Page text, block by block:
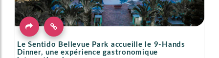
Le Sentido Bellevue Park accueille le 9-Hands
Dinner, une expérience gastronomique